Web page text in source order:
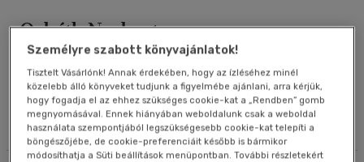
Osbáth Norbert
Művei
Olvasói vélemények
Eladott darabszám szerint csökkenő
Eladott darabszám szerint növekvő
Cím szerint A-Z
Szerző szerint A-Z
Megjelenítés
Személyre szabott könyvajánlatok!
Tisztelt Vásárlónk! Annak érdekében, hogy az ízléséhez minél
közelebb álló könyveket tudjunk a figyelmébe ajánlani, arra kérjük,
hogy fogadja el az ehhez szükséges cookie-kat a „Rendben” gomb
megnyomásával. Ennek hiányában weboldalunk csak a weboldal
használata szempontjából legszükségesebb cookie-kat telepíti a
böngészőjébe, de cookie-preferenciáit később is bármikor
módosíthatja a Süti beállítások menüpontban. További részletekért